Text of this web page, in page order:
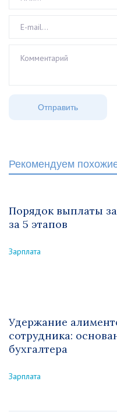
Рекомендуем
Порядок выплаты
за 5 этапов
Зарплата
Удержание
сотрудника:
бухгалтера
Зарплата